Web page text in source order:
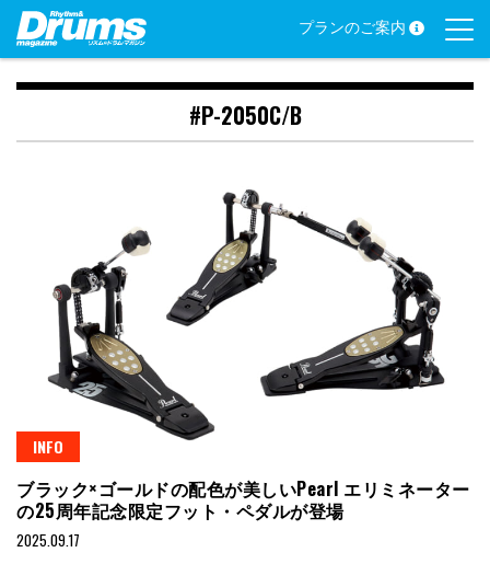
Skip
content
プランのご案内
#P-2050C/B
INFO
ブラック×ゴールドの配色が美しいPearl エリミネーター
の25周年記念限定フット・ペダルが登場
2025.09.17